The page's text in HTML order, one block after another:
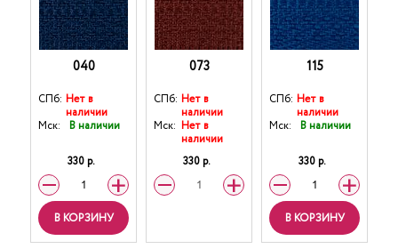
040
СПб: Нет в
наличии
Мск:
В наличии
330 р.
В КОРЗИНУ
073
СПб: Нет в
наличии
Мск: Нет в
наличии
330 р.
115
СПб: Нет в
наличии
Мск:
В наличии
330 р.
В КОРЗИНУ